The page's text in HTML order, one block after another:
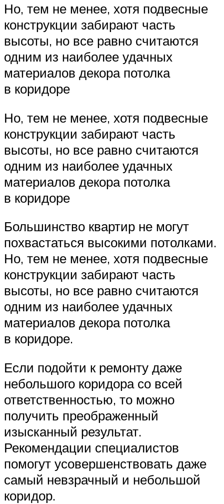
Но, тем не менее, хотя подвесные
конструкции забирают часть
высоты, но все равно считаются
одним из наиболее удачных
материалов декора потолка
в коридоре
Но, тем не менее, хотя подвесные
конструкции забирают часть
высоты, но все равно считаются
одним из наиболее удачных
материалов декора потолка
в коридоре
Большинство квартир не могут
похвастаться высокими потолками.
Но, тем не менее, хотя подвесные
конструкции забирают часть
высоты, но все равно считаются
одним из наиболее удачных
материалов декора потолка
в коридоре.
Если подойти к ремонту даже
небольшого коридора со всей
ответственностью, то можно
получить преображенный
изысканный результат.
Рекомендации специалистов
помогут усовершенствовать даже
самый невзрачный и небольшой
коридор.